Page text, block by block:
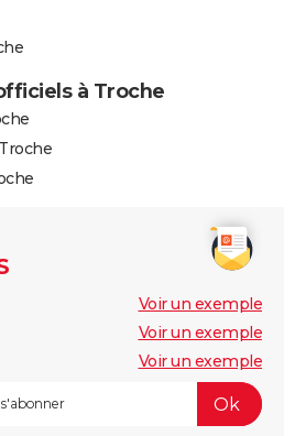
à Troche
Voir un exemple
Voir un exemple
Voir un exemple